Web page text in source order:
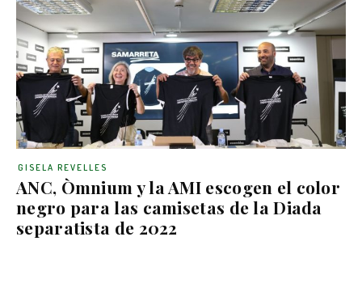
ANC, Òmnium y la AMI escogen el color
negro para las camisetas de la Diada
separatista de 2022
GISELA REVELLES